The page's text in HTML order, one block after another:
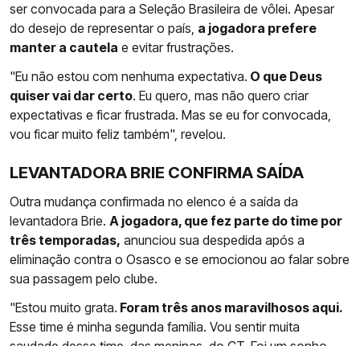
ser convocada para a Seleção Brasileira de vôlei. Apesar
do desejo de representar o país, a jogadora prefere
manter a cautela e evitar frustrações.
"Eu não estou com nenhuma expectativa. O que Deus
quiser vai dar certo. Eu quero, mas não quero criar
expectativas e ficar frustrada. Mas se eu for convocada,
vou ficar muito feliz também", revelou.
LEVANTADORA BRIE CONFIRMA SAÍDA
Outra mudança confirmada no elenco é a saída da
levantadora Brie. A jogadora, que fez parte do time por
três temporadas, anunciou sua despedida após a
eliminação contra o Osasco e se emocionou ao falar sobre
sua passagem pelo clube.
"Estou muito grata. Foram três anos maravilhosos aqui.
Esse time é minha segunda família. Vou sentir muita